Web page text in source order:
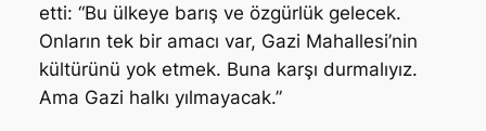
etti: “Bu ülkeye barış ve özgürlük gelecek.
Onların tek bir amacı var, Gazi Mahallesi’nin
kültürünü yok etmek. Buna karşı durmalıyız.
Ama Gazi halkı yılmayacak.”